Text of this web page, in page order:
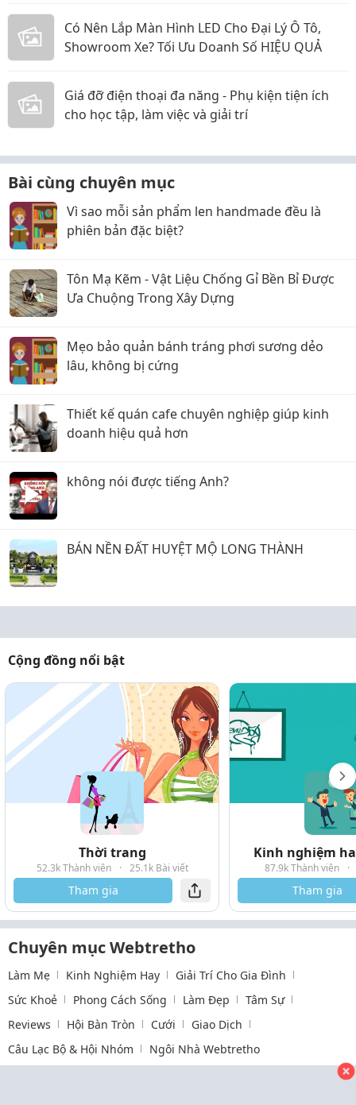
Có Nên Lắp Màn Hình LED Cho Đại Lý Ô Tô,
Showroom Xe? Tối Ưu Doanh Số HIỆU QUẢ
Giá đỡ điện thoại đa năng - Phụ kiện tiện ích
cho học tập, làm việc và giải trí
Bài cùng chuyên mục
Vì sao mỗi sản phẩm len handmade đều là
phiên bản đặc biệt?
Tôn Mạ Kẽm - Vật Liệu Chống Gỉ Bền Bỉ Được
Ưa Chuộng Trong Xây Dựng
Mẹo bảo quản bánh tráng phơi sương dẻo
lâu, không bị cứng
Thiết kế quán cafe chuyên nghiệp giúp kinh
doanh hiệu quả hơn
không nói được tiếng Anh?
BÁN NỀN ĐẤT HUYỆT MỘ LONG THÀNH
Cộng đồng nổi bật
Thời trang
52.3k Thành viên · 25.1k Bài viết
Tham gia
Kinh nghiệm
87.9k Thành viên ·
Tham gia
Chuyên mục Webtretho
Làm Mẹ Kinh Nghiệm Hay
Giải Trí Cho Gia Đình
Sức Khoẻ
Phong Cách Sống Làm Đẹp
Tâm Sự
Reviews
Hội Bàn Tròn Cưới
Giao Dịch
Câu Lạc Bộ & Hội Nhóm
Ngôi Nhà Webtretho